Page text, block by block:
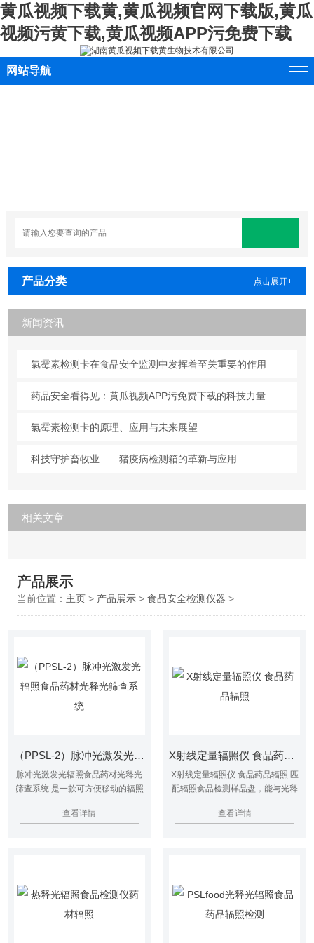
黄瓜视频下载黄,黄瓜视频官网下载版,黄瓜
视频污黄下载,黄瓜视频APP污免费下载
网站导航
产品分类 点击展开+
新闻资讯
氯霉素检测卡在食品安全监测中发挥着至关重要的作用
药品安全看得见：黄瓜视频APP污免费下载的科技力量
氯霉素检测卡的原理、应用与未来展望
科技守护畜牧业——猪疫病检测箱的革新与应用
相关文章
产品展示
当前位置： 主页> 产品展示> 食品安全检测仪器 >
（PPSL-2）脉冲光激发光辐照食品药材光释光筛查系统
脉冲光激发光辐照食品药材光释光
筛查系统 是一款可方便移动的辐照
食品筛查系统，用于快速检测或筛
查食品或其成分是否受过辐照
查看详情
X射线定量辐照仪 食品药品辐照
X射线定量辐照仪 食品药品辐照 匹
配辐照食品检测样品盘，能与光释
光辐照检测仪和热释光辐照检测仪
搭配使用，满足 GB 31643-2016
查看详情